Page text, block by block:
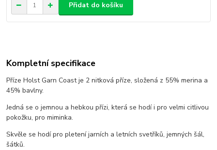
Přidat do košíku
Kompletní specifikace
Příze Holst Garn Coast je 2 nitková příze, složená z 55% merina a
45% bavlny.
Jedná se o jemnou a hebkou přízi, která se hodí i pro velmi citlivou
pokožku, pro miminka.
Skvěle se hodí pro pletení jarních a letních svetříků, jemných šál,
šátků.